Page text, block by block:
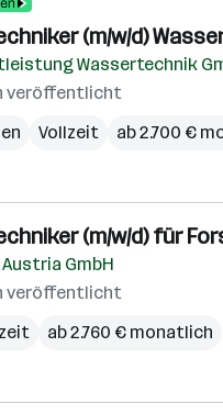
(m/w/d)
Wassertechnik
veröffentlicht
Vollzeit ab 2.700 €
(m/w/d) für
GmbH
veröffentlicht
ab 2.760 € monatlich